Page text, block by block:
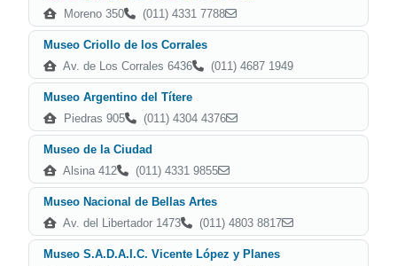
Moreno 350
(011) 4331 7788
Museo Criollo de los Corrales
Av. de Los Corrales 6436
(011) 4687 1949
Museo Argentino del Títere
Piedras 905
(011) 4304 4376
Museo de la Ciudad
Alsina 412
(011) 4331 9855
Museo Nacional de Bellas Artes
Av. del Libertador 1473
(011) 4803 8817
Museo S.A.D.A.I.C. Vicente López y Planes